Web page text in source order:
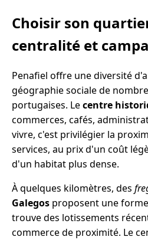
Choisir son
centralité et
Penafiel offre une diversité
géographie sociale de
portugaises. Lecentre
commerces, cafés,
vivre, c'est privilégier la
services, au prix d'un coût
d'un habitat plus dense.
À quelques kilomètres, des
Galegos proposent une
trouve des lotissements
commerce de proximité. Le